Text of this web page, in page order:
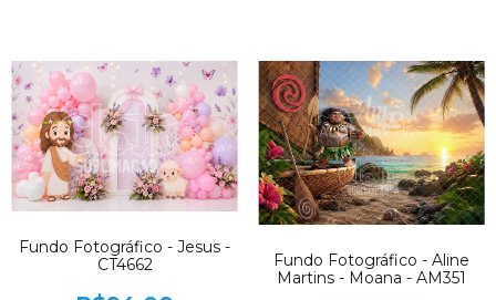
Fundo Fotográfico - Jesus -
CT4662
Fundo Fotográfico - Aline
Martins - Moana - AM351